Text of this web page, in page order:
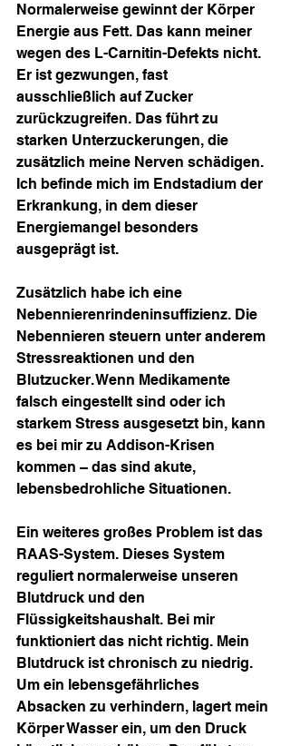
Normalerweise gewinnt der Körper
Energie aus Fett. Das kann meiner
wegen des L-Carnitin-Defekts nicht.
Er ist gezwungen, fast
ausschließlich auf Zucker
zurückzugreifen. Das führt zu
starken Unterzuckerungen, die
zusätzlich meine Nerven schädigen.
Ich befinde mich im Endstadium der
Erkrankung, in dem dieser
Energiemangel besonders
ausgeprägt ist.
Zusätzlich habe ich eine
Nebennierenrindeninsuffizienz. Die
Nebennieren steuern unter anderem
Stressreaktionen und den
Blutzucker. Wenn Medikamente
falsch eingestellt sind oder ich
starkem Stress ausgesetzt bin, kann
es bei mir zu Addison-Krisen
kommen – das sind akute,
lebensbedrohliche Situationen.
Ein weiteres großes Problem ist das
RAAS-System. Dieses System
reguliert normalerweise unseren
Blutdruck und den
Flüssigkeitshaushalt. Bei mir
funktioniert das nicht richtig. Mein
Blutdruck ist chronisch zu niedrig.
Um ein lebensgefährliches
Absacken zu verhindern, lagert mein
Körper Wasser ein, um den Druck